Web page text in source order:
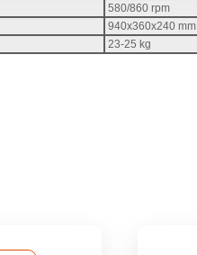
580/860 rpm
940x360x240 mm
23-25 kg